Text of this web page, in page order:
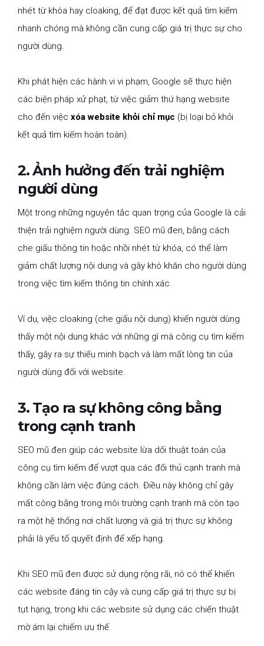
nhét từ khóa hay cloaking, để đạt được kết quả tìm kiếm
nhanh chóng mà không cần cung cấp giá trị thực sự cho
người dùng.
Khi phát hiện các hành vi vi phạm, Google sẽ thực hiện
các biện pháp xử phạt, từ việc giảm thứ hạng website
cho đến việc xóa website khỏi chỉ mục (bị loại bỏ khỏi
kết quả tìm kiếm hoàn toàn).
2. Ảnh hưởng đến trải nghiệm
người dùng
Một trong những nguyên tắc quan trọng của Google là cải
thiện trải nghiệm người dùng. SEO mũ đen, bằng cách
che giấu thông tin hoặc nhồi nhét từ khóa, có thể làm
giảm chất lượng nội dung và gây khó khăn cho người dùng
trong việc tìm kiếm thông tin chính xác.
Ví dụ, việc cloaking (che giấu nội dung) khiến người dùng
thấy một nội dung khác với những gì mà công cụ tìm kiếm
thấy, gây ra sự thiếu minh bạch và làm mất lòng tin của
người dùng đối với website.
3. Tạo ra sự không công bằng
trong cạnh tranh
SEO mũ đen giúp các website lừa dối thuật toán của
công cụ tìm kiếm để vượt qua các đối thủ cạnh tranh mà
không cần làm việc đúng cách. Điều này không chỉ gây
mất công bằng trong môi trường cạnh tranh mà còn tạo
ra một hệ thống nơi chất lượng và giá trị thực sự không
phải là yếu tố quyết định để xếp hạng.
Khi SEO mũ đen được sử dụng rộng rãi, nó có thể khiến
các website đáng tin cậy và cung cấp giá trị thực sự bị
tụt hạng, trong khi các website sử dụng các chiến thuật
mờ ám lại chiếm ưu thế.